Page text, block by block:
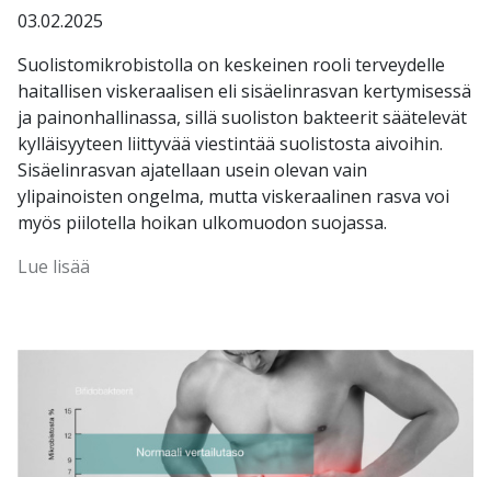
03.02.2025
Suolistomikrobistolla on keskeinen rooli terveydelle
haitallisen viskeraalisen eli sisäelinrasvan kertymisessä
ja painonhallinassa, sillä suoliston bakteerit säätelevät
kylläisyyteen liittyvää viestintää suolistosta aivoihin.
Sisäelinrasvan ajatellaan usein olevan vain
ylipainoisten ongelma, mutta viskeraalinen rasva voi
myös piilotella hoikan ulkomuodon suojassa.
Lue lisää